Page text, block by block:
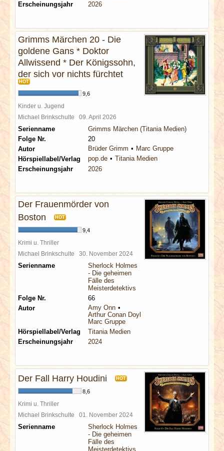
Erscheinungsjahr
2026
Grimms Märchen 20 - Die
goldene Gans * Doktor
Allwissend * Der Königssohn,
der sich vor nichts fürchtet
HOT
9,6
Kinder u. Jugend
Michael Brinkschulte 09. April 2026
Serienname
Grimms Märchen (Titania Medien)
Folge Nr.
20
Autor
Brüder Grimm
Marc Gruppe
Hörspiellabel/Verlag
pop.de
Titania Medien
Erscheinungsjahr
2026
Der Frauenmörder von
Boston
HOT
9,4
Krimi u. Thriller
Michael Brinkschulte 30. November 2024
Serienname
Sherlock Holmes
- Die geheimen
Fälle des
Meisterdetektivs
Folge Nr.
66
Autor
Amy Onn
Arthur Conan Doyle
Marc Gruppe
Hörspiellabel/Verlag
Titania Medien
Erscheinungsjahr
2024
Der Fall Harry Houdini HOT
8,6
Krimi u. Thriller
Michael Brinkschulte 01. November 2024
Serienname
Sherlock Holmes
- Die geheimen
Fälle des
Meisterdetektivs